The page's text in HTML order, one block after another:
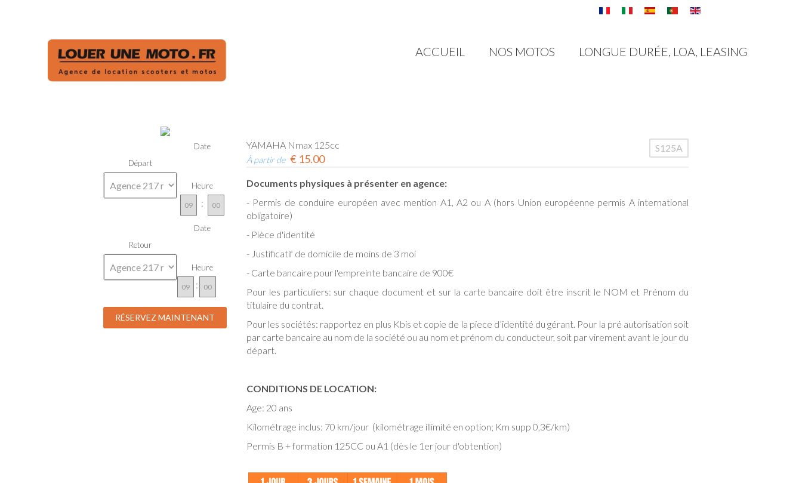
ACCUEIL NOS MOTOS LONGUE DURÉE, LOA, LEASING
Départ
Date
Heure
:
Retour
Date
Heure
:
YAMAHA Nmax 125cc S125A
À partir de € 15.00
Documents physiques à présenter en agence:
- Permis de conduire européen avec mention A1, A2 ou A (hors Union européenne permis A international
obligatoire)
- Pièce d'identité
- Justificatif de domicile de moins de 3 moi
- Carte bancaire pour l'empreinte bancaire de 900€
Pour les particuliers: sur chaque document et sur la carte bancaire doit être inscrit le NOM et Prénom du
titulaire du contrat.
Pour les sociétés: rapportez en plus Kbis et copie de la piece d’identité du gérant. Pour la pré autorisation soit
par carte bancaire au nom de la société ou au nom et prénom du conducteur, soit par virement avant le jour du
départ.
CONDITIONS DE LOCATION:
Age: 20 ans
Kilométrage inclus: 70 km/jour (kilométrage illimité en option; Km supp 0,3€/km)
Permis B + formation 125CC ou A1 (dès le 1er jour d'obtention)